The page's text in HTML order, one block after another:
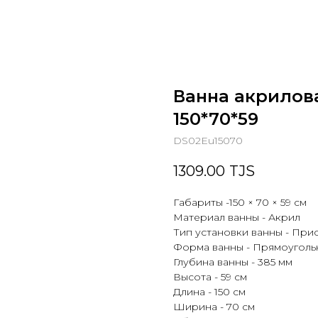
Ванна
150*70*59
DS02Eu15070
1309.00 TJS
Габариты -150 × 70 × 59 см
Материал ванны - Акрил
Тип установки ванны -
Форма ванны -
Глубина ванны - 385 мм
Высота - 59 см
Длина - 150 см
Ширина - 70 см